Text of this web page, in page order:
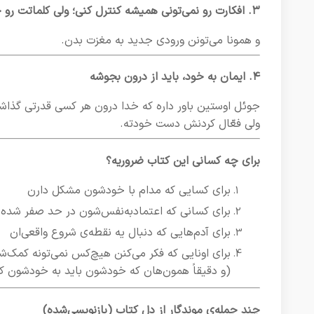
۳. افکارت رو نمی‌تونی همیشه کنترل کنی؛ ولی کلماتت رو چرا
و همونا می‌تونن ورودی جدید به مغزت بدن.
۴. ایمان به خود، باید از درون بجوشه
جوئل اوستین باور داره که خدا درون هر کسی قدرتی
ولی فعّال کردنش دست خودته.
برای چه کسانی این کتاب ضروریه؟
برای کسایی که مدام با خودشون مشکل دارن
برای کسانی که اعتماد‌به‌نفس‌شون در حد صفر شده
برای آدم‌هایی که دنبال یه نقطه‌ی شروع واقعی‌ان
برای اونایی که فکر می‌کنن هیچ‌کس نمی‌تونه
(و دقیقاً همون‌هان که خودشون باید به